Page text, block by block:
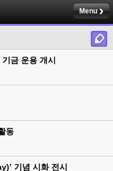
Menu
금 운용 개시
동
기념 시화 전시